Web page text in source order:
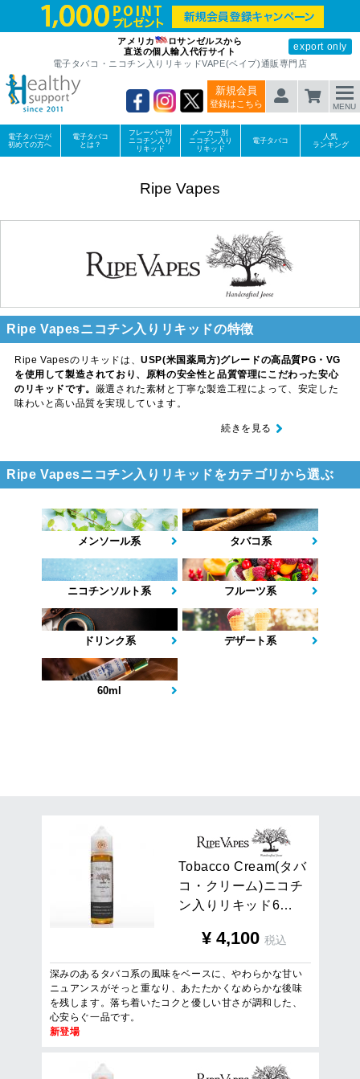
アメリカ
ロサンゼルスから
直送の個人輸入代行サイト
export only
電子タバコ・ニコチン入りリキッドVAPE(ベイプ)通販専門店
新規会員
登録はこちら MENU
電子タバコが
初めての方へ
電子タバコ
とは？
フレーバー別
ニコチン入り
リキッド
メーカー別
ニコチン入り
リキッド
電子タバコ
人気
ランキング
Ripe Vapes
Ripe Vapesニコチン入りリキッドの特徴
Ripe Vapesのリキッドは、USP(米国薬局方)グレードの高品質PG・VG
を使用して製造されており、原料の安全性と品質管理にこだわった安心
のリキッドです。 厳選された素材と丁寧な製造工程によって、安定した
味わいと高い品質を実現しています。
続きを見る
Ripe Vapesニコチン入りリキッドをカテゴリから選ぶ
メンソール系 タバコ系
ニコチンソルト系 フルーツ系
ドリンク系 デザート系
60ml
Tobacco Cream(タバ
コ
・ ク リ ー ム)ニコ チ
ン 入 り リ キ ッ ド6…
¥ 4,100 税込
深みのあるタバコ系の風味をベースに、やわらかな甘い
ニュアンスがそっと重なり、あたたかくなめらかな後味
を残します。落ち着いたコクと優しい甘さが調和した、
心安らぐ一品です。
新登場